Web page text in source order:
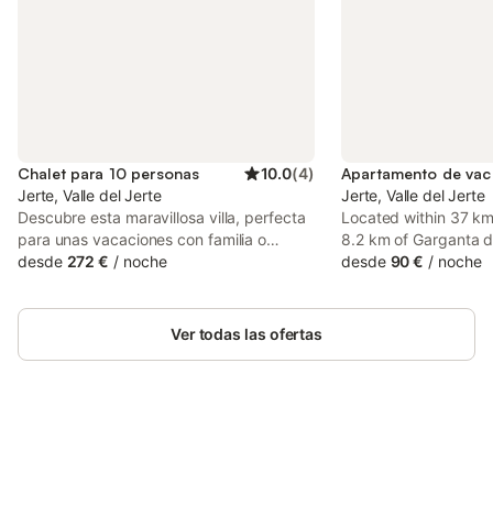
Chalet para 10 personas 10.0(4)
Jerte, Valle del Jerte
Descubre esta maravillosa villa, perfecta
para unas vacaciones con familia o
amigos. Aquí podrás disfrutar de los
privada y comodidades modernas que
garantizan una estancia confortable. - 5
desde 272 € / noche
Jerte, Valle del Jerte
Located within 37
8.2 km of Garganta
Natural Reserve,
with air conditioning
desde 90 € / noche
Ver todas las ofertas